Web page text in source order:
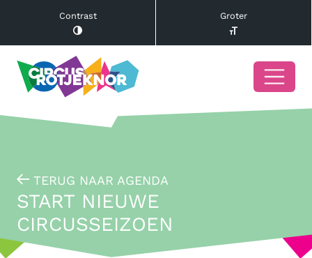
Contrast Groter
TERUG NAAR AGENDA
START NIEUWE
CIRCUSSEIZOEN